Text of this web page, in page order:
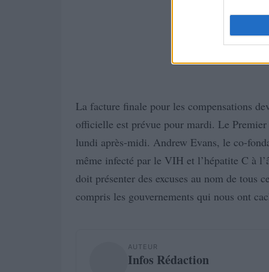
La facture finale pour les compensations
officielle est prévue pour mardi. Le
lundi après-midi. Andrew Evans, le co-
même infecté par le VIH et l’hépatite C à
doit présenter des excuses au nom de tous
compris les gouvernements qui nous ont
AUTEUR
Infos Rédaction